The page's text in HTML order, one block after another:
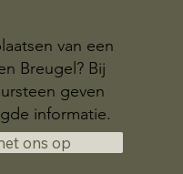
van een
Breugel? Bij
geven
informatie.
ons op